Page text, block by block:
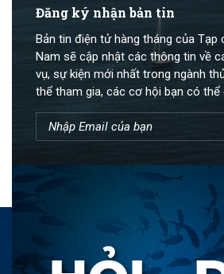
Đăng ký nhận bản tin
Bản tin điện tử hàng tháng của Tạp
Nam sẽ cập nhật các thông tin về
vụ, sự kiện mới nhất trong ngành
thể tham gia, các cơ hội bạn có thể